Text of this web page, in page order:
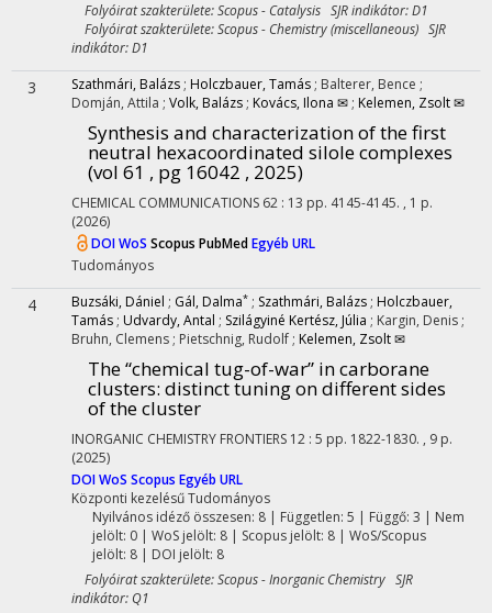
Folyóirat szakterülete: Scopus - Catalysis SJR indikátor: D1
Folyóirat szakterülete: Scopus - Chemistry (miscellaneous) SJR
indikátor: D1
3 Szathmári, Balázs ; Holczbauer, Tamás ; Balterer, Bence ;
Domján, Attila ; Volk, Balázs ; Kovács, Ilona ✉ ; Kelemen, Zsolt ✉
Synthesis and characterization of the first
neutral hexacoordinated silole complexes
(vol 61 , pg 16042 , 2025)
CHEMICAL COMMUNICATIONS 62 : 13 pp. 4145-4145. , 1 p.
(2026)
DOIWoS Scopus PubMedEgyéb URL
Tudományos
4 Buzsáki, Dániel ; Gál, Dalma* ; Szathmári, Balázs ; Holczbauer,
Tamás ; Udvardy, Antal ; Szilágyiné Kertész, Júlia ; Kargin, Denis ;
Bruhn, Clemens ; Pietschnig, Rudolf ; Kelemen, Zsolt ✉
The “chemical tug-of-war” in carborane
clusters: distinct tuning on different sides
of the cluster
INORGANIC CHEMISTRY FRONTIERS 12 : 5 pp. 1822-1830. , 9 p.
(2025)
DOIWoS Scopus Egyéb URL
Központi kezelésűTudományos
Nyilvános idéző összesen: 8| Független: 5 | Függő: 3 | Nem
jelölt: 0 | WoS jelölt: 8 | Scopus jelölt: 8 | WoS/Scopus
jelölt: 8 | DOI jelölt: 8
Folyóirat szakterülete: Scopus - Inorganic Chemistry SJR
indikátor: Q1